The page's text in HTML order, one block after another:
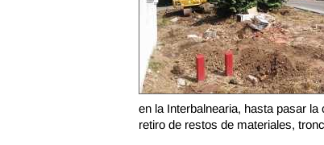
en la Interbalnearia, hasta pasar
retiro de restos de materiales,